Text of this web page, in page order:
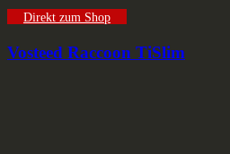
Direkt zum Shop
Vosteed Raccoon TiSlim